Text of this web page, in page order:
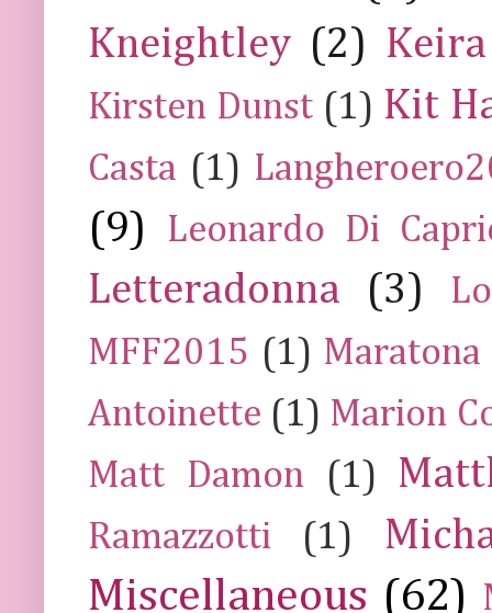
Kneightley (2)
Kirsten Dunst (1) Kit
Casta (1)
(9) Leonardo Di
Letteradonna (3)
MFF2015 (1) Maratona
Antoinette (1) Marion
Matt Damon
(1)
Ramazzotti (1)
Miscellaneous (62)